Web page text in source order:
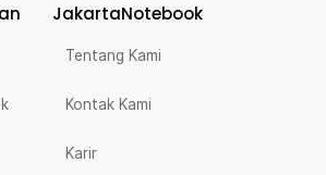
JakartaNotebook
Tentang Kami
Kontak Kami
Karir